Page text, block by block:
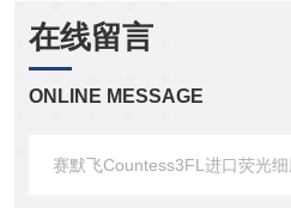
在线留言
ONLINE MESSAGE